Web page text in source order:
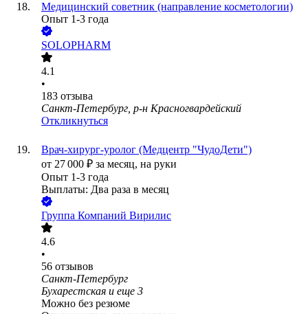
Медицинский советник (направление косметологии)
Опыт 1-3 года
SOLOPHARM
4.1
•
183 отзыва
Санкт-Петербург, р-н Красногвардейский
Откликнуться
Врач-хирург-уролог (Медцентр "ЧудоДети")
от 27 000 ₽ за месяц, на руки
Опыт 1-3 года
Выплаты: Два раза в месяц
Группа Компаний Вирилис
4.6
•
56 отзывов
Санкт-Петербург
Бухарестская и еще 3
Можно без резюме